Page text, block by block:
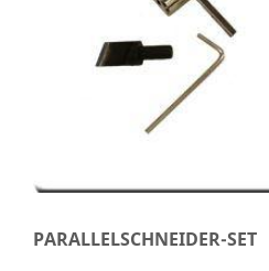
PARALLELSCHNEIDER-SET